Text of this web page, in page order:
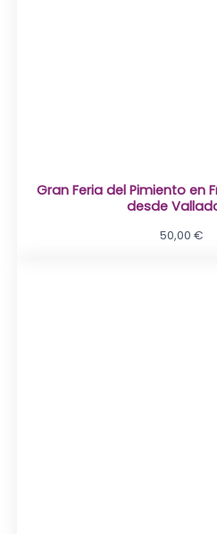
Gran Feria del Pimiento en
desde
50,00 €